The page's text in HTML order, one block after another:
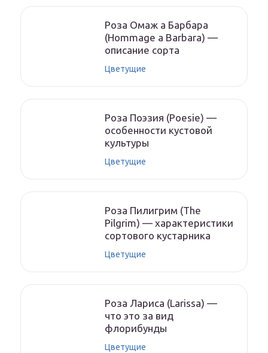
Роза Омаж а Барбара
(Hommage a Barbara) —
описание сорта
Цветущие
Роза Поэзия (Poesie) —
особенности кустовой
культуры
Цветущие
Роза Пилигрим (The
Pilgrim) — характеристики
сортового кустарника
Цветущие
Роза Лариса (Larissa) —
что это за вид
флорибунды
Цветущие